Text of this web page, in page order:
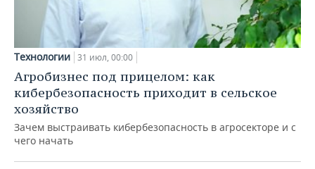
Технологии 31 июл, 00:00
Агробизнес под прицелом: как
кибербезопасность приходит в сельское
хозяйство
Зачем выстраивать кибербезопасность в агросекторе и с
чего начать